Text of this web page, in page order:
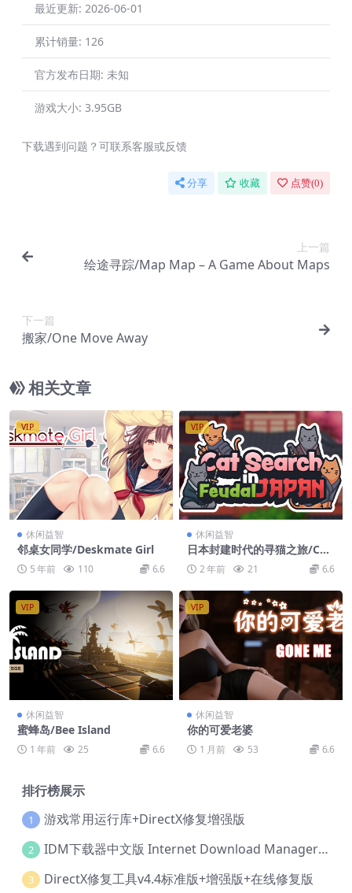
最近更新: 2026-06-01
累计销量: 126
官方发布日期: 未知
游戏大小: 3.95GB
下载遇到问题？可联系客服或反馈
分享 收藏 点赞(0)
上一篇
绘途寻踪/Map Map – A Game About Maps
下一篇
搬家/One Move Away
相关文章
VIP
休闲益智
邻桌女同学/Deskmate Girl
5 年前 110 6.6
VIP
休闲益智
日本封建时代的寻猫之旅/Cat
Search in Feudal Japan
2 年前 21 6.6
VIP
休闲益智
蜜蜂岛/Bee Island
1 年前 25 6.6
VIP
休闲益智
你的可爱老婆
1 月前 53 6.6
排行榜展示
1 游戏常用运行库+DirectX修复增强版
2 IDM下载器中文版 Internet Download Manager v6.42.36 IDM
3 DirectX修复工具v4.4标准版+增强版+在线修复版